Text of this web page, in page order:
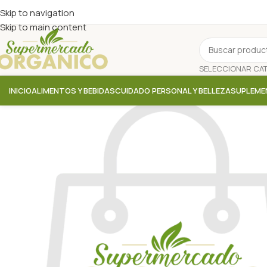
Skip to navigation
Skip to main content
INICIOALIMENTOS Y BEBIDASCUIDADO PERSONAL Y BELLEZA